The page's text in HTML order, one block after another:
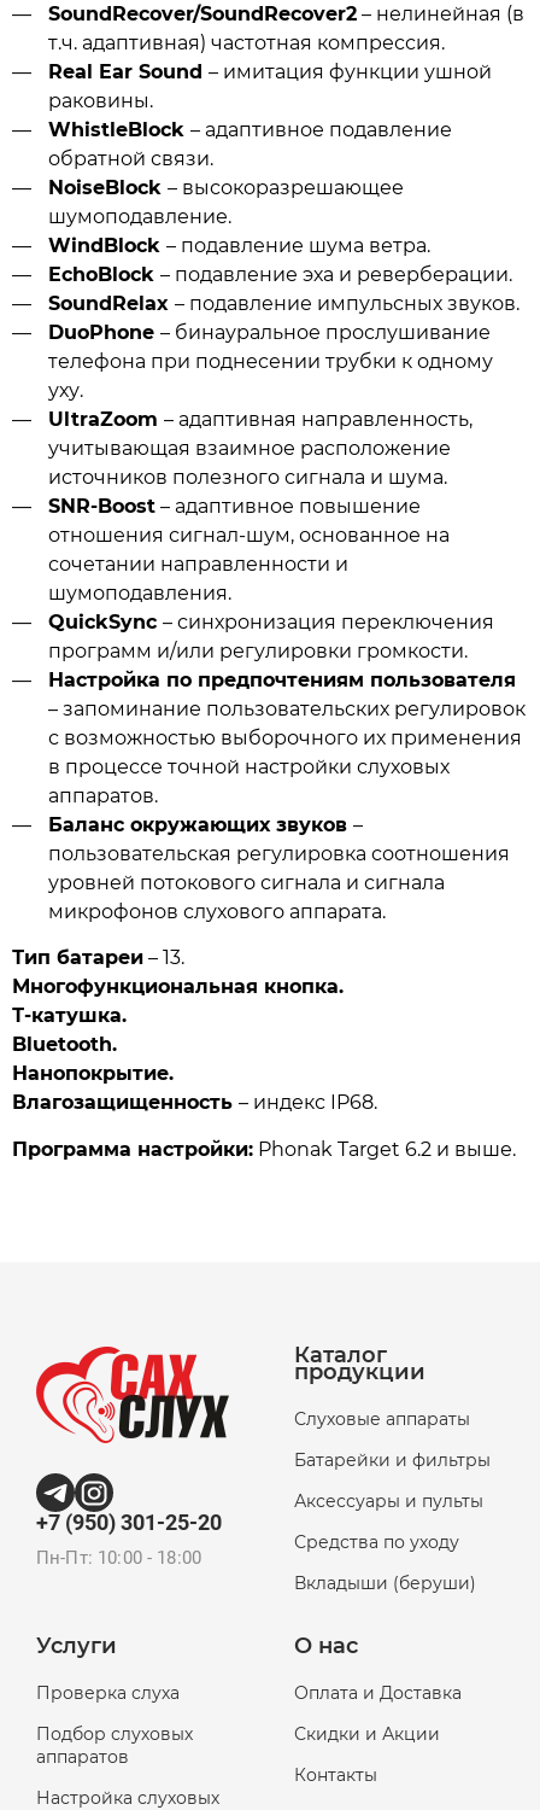
SoundRecover/SoundRecover2– нелинейная (в
т.ч. адаптивная) частотная компрессия.
Real Ear Sound – имитация функции ушной
раковины.
WhistleBlock – адаптивное подавление
обратной связи.
NoiseBlock – высокоразрешающее
шумоподавление.
WindBlock – подавление шума ветра.
EchoBlock – подавление эха и реверберации.
SoundRelax – подавление импульсных звуков.
DuoPhone – бинауральное прослушивание
телефона при поднесении трубки к одному
уху.
UltraZoom – адаптивная направленность,
учитывающая взаимное расположение
источников полезного сигнала и шума.
SNR-Boost– адаптивное повышение
отношения сигнал-шум, основанное на
сочетании направленности и
шумоподавления.
QuickSync – синхронизация переключения
программ и/или регулировки громкости.
Настройка по предпочтениям пользователя
– запоминание пользовательских регулировок
с возможностью выборочного их применения
в процессе точной настройки слуховых
аппаратов.
Баланс окружающих звуков –
пользовательская регулировка соотношения
уровней потокового сигнала и сигнала
микрофонов слухового аппарата.
Тип батареи – 13.
Многофункциональная кнопка.
Т-катушка.
Bluetooth.
Нанопокрытие.
Влагозащищенность – индекс IP68.
Программа настройки: Phonak Target 6.2 и выше.
+7 (950) 301-25-20
Пн-Пт: 10:00 - 18:00
Каталог
продукции
Слуховые аппараты
Батарейки и фильтры
Аксессуары и пульты
Средства по уходу
Вкладыши (беруши)
Услуги
Проверка слуха
Подбор слуховых
аппаратов
Настройка слуховых
О нас
Оплата и Доставка
Скидки и Акции
Контакты